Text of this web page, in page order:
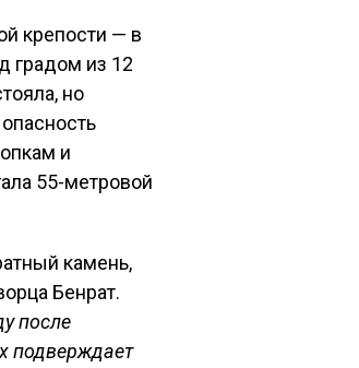
крепости — в
градом из 12
но
и
55-метровой
камень,
Бенрат.
после
подверждает